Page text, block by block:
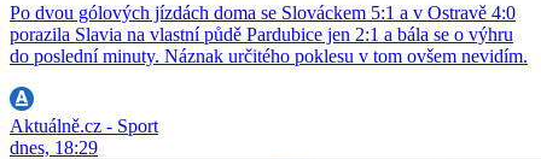
Po dvou gólových jízdách doma se Slováckem 5:1 a v Ostravě 4:0
porazila Slavia na vlastní půdě Pardubice jen 2:1 a bála se o výhru
do poslední minuty. Náznak určitého poklesu v tom ovšem nevidím.
Aktuálně.cz - Sport
dnes, 18:29